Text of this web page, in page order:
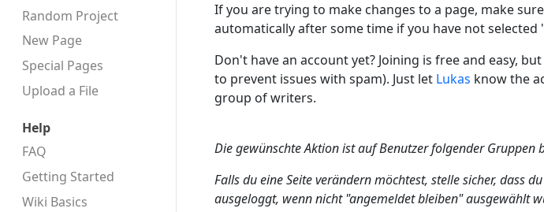
Random Project
New Page
Special Pages
Upload a File
Help
FAQ
Getting Started
Wiki Basics
If you are trying to make changes to a page, make
automatically after some time if you have not selected
Don't have an account yet? Joining is free and easy,
to prevent issues with spam). Just let Lukas know the
group of writers.
Die gewünschte Aktion ist auf Benutzer folgender Gruppen
Falls du eine Seite verändern möchtest, stelle sicher, dass
ausgeloggt, wenn nicht "angemeldet bleiben" ausgewählt